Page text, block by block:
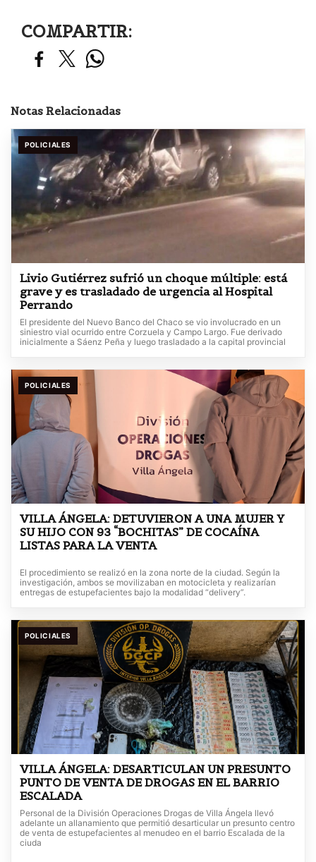
COMPARTIR:
Notas Relacionadas
POLICIALES
Livio Gutiérrez sufrió un choque múltiple: está
grave y es trasladado de urgencia al Hospital
Perrando
El presidente del Nuevo Banco del Chaco se vio involucrado en un
siniestro vial ocurrido entre Corzuela y Campo Largo. Fue derivado
inicialmente a Sáenz Peña y luego trasladado a la capital provincial
POLICIALES
VILLA ÁNGELA: DETUVIERON A UNA MUJER Y
SU HIJO CON 93 “BOCHITAS” DE COCAÍNA
LISTAS PARA LA VENTA
El procedimiento se realizó en la zona norte de la ciudad. Según la
investigación, ambos se movilizaban en motocicleta y realizarían
entregas de estupefacientes bajo la modalidad “delivery”.
POLICIALES
VILLA ÁNGELA: DESARTICULAN UN PRESUNTO
PUNTO DE VENTA DE DROGAS EN EL BARRIO
ESCALADA
Personal de la División Operaciones Drogas de Villa Ángela llevó
adelante un allanamiento que permitió desarticular un presunto centro
de venta de estupefacientes al menudeo en el barrio Escalada de la
ciuda